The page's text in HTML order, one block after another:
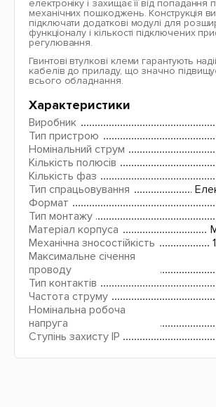
електроніку і захищає її від попадання
механічних пошкоджень. Конструкція
підключати додаткові модулі для
функціоналу і кількості підключених
регулювання.
Гвинтові втулкові клеми гарантують
кабелів до приладу, що значно
всього обладнання.
Характеристики
Виробник
Тип пристрою
Номінальний струм
Кількість полюсів
Кількість фаз
Тип спрацьовування
Формат
Тип монтажу
Матеріал корпуса
Механічна зносостійкість
Максимальне січення
проводу
Тип контактів
Частота струму
Номінальна робоча
напруга
Ступінь захисту IP